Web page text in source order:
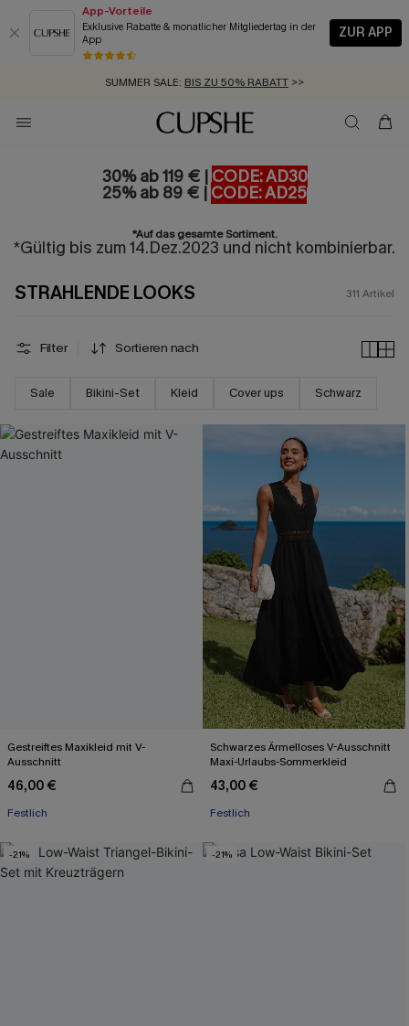
App-Vorteile
Exklusive Rabatte & monatlicher Mitgliedertag in der
App
ZUR APP
GRATIS MASSBAND MIT JEDEM SCHNELLVERSAND-ARTIKEL >>
SUMMER SALE:
ZUM NEWSLETTER:BIS ZU -20% EXTRA ERHALTEN
KOSTENLOSER VERSAND AB 89 €
30% ab 119 € |CODE: AD30
25% ab 89 € | CODE: AD25
*Auf das gesamte Sortiment.
*Gültig bis zum 14.Dez.2023 und nicht kombinierbar.
STRAHLENDE LOOKS 311 Artikel
Filter Sortieren nach
Sale Bikini-Set Kleid Cover ups Schwarz
Gestreiftes Maxikleid mit V-
Ausschnitt
46,00 €
Festlich
Schwarzes Ärmelloses V-Ausschnitt
Maxi-Urlaubs-Sommerkleid
43,00 €
Festlich
-21% -21%